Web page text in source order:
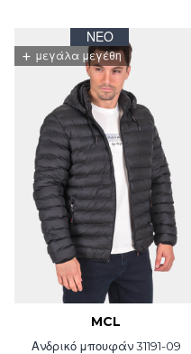
ΝΈΟ
+ μεγάλα μεγέθη
MCL
Ανδρικό μπουφάν 31191-09